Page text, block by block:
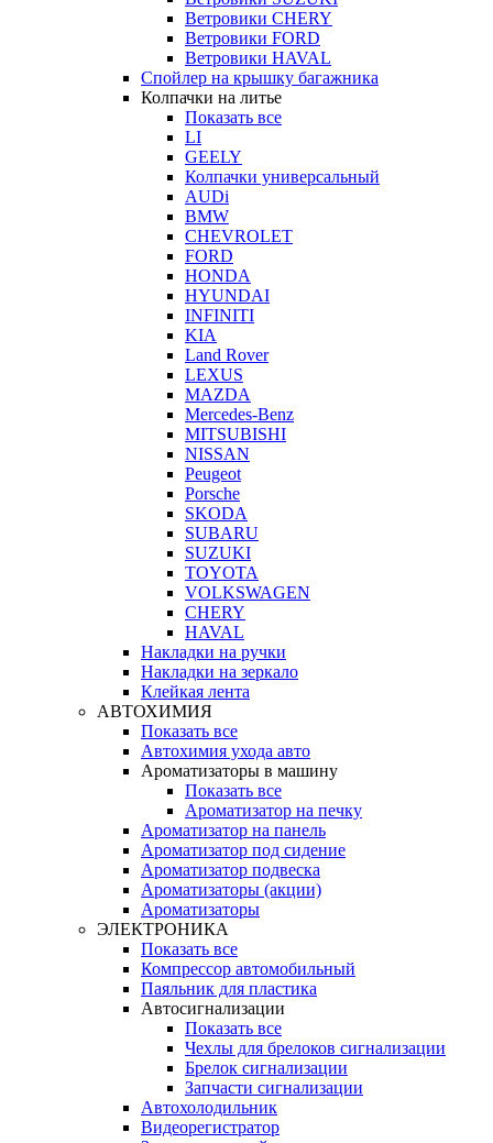
Ветровики CHERY
Ветровики FORD
Ветровики HAVAL
Спойлер на крышку багажника
Колпачки на литье
Показать все
LI
GEELY
Колпачки универсальный
AUDi
BMW
CHEVROLET
FORD
HONDA
HYUNDAI
INFINITI
KIA
Land Rover
LEXUS
MAZDA
Mercedes-Benz
MITSUBISHI
NISSAN
Peugeot
Porsche
SKODA
SUBARU
SUZUKI
TOYOTA
VOLKSWAGEN
CHERY
HAVAL
Накладки на ручки
Накладки на зеркало
Клейкая лента
АВТОХИМИЯ
Показать все
Автохимия ухода авто
Ароматизаторы в машину
Показать все
Ароматизатор на печку
Ароматизатор на панель
Ароматизатор под сидение
Ароматизатор подвеска
Ароматизаторы (акции)
Ароматизаторы
ЭЛЕКТРОНИКА
Показать все
Компрессор автомобильный
Паяльник для пластика
Автосигнализации
Показать все
Чехлы для брелоков сигнализации
Брелок сигнализации
Запчасти сигнализации
Автохолодильник
Видеорегистратор